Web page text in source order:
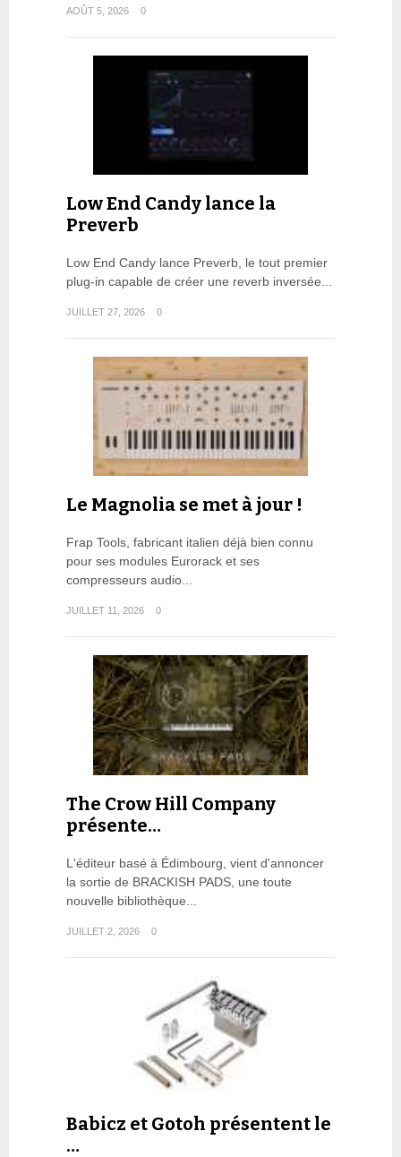
AOÛT 5, 2026 0
Low End Candy lance la
Preverb
Low End Candy lance Preverb, le tout premier
plug-in capable de créer une reverb inversée...
JUILLET 27, 2026 0
Le Magnolia se met à jour !
Frap Tools, fabricant italien déjà bien connu
pour ses modules Eurorack et ses
compresseurs audio...
JUILLET 11, 2026 0
The Crow Hill Company
présente…
L'éditeur basé à Édimbourg, vient d'annoncer
la sortie de BRACKISH PADS, une toute
nouvelle bibliothèque...
JUILLET 2, 2026 0
Babicz et Gotoh présentent le
…